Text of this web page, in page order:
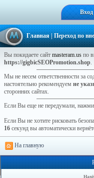
Вход
Главная| Переход по
Вы покидаете сайт masteram.us по
https://gigbicSEOPromotion.shop.
Мы не несем ответственности за
настоятельно рекомендуем не
сторонних сайтах.
Если Вы еще не передумали,
Если Вы не хотите рисковать
16 секунд вы автоматически
На главную